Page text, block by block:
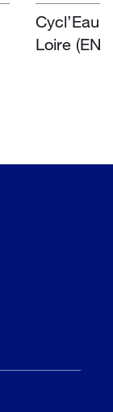
Cycl’Eau
Loire (EN)